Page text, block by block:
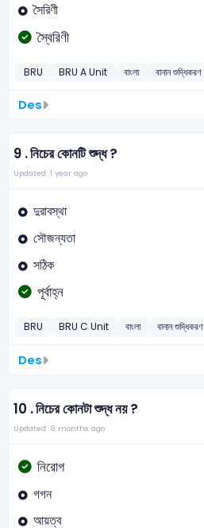
সৈরিণী
স্বৈরিণী
BRU BRU A Unit বাংলা বানান শুদ্ধিকরণ
Des
9 .নিচের কোনটি শুদ্ধ ?
Updated: 1 year ago
দুরাবস্থা
সৌজন্যতা
সঠিক
পূর্বাহ্ন
BRU BRU C Unit বাংলা বানান শুদ্ধিকরণ
Des
10 .নিচের কোনটা শুদ্ধ নয় ?
Updated: 8 months ago
নিরোগ
গগন
আয়ত্ব